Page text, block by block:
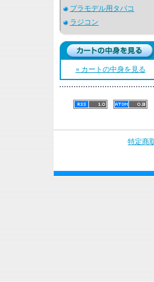
プラモデル用タバコ
ラジコン
» カートの中身を見る
特定商